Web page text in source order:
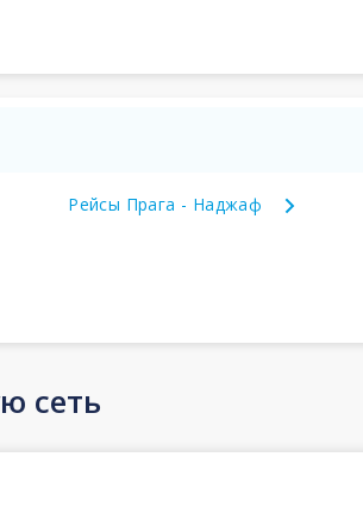
Рейсы Прага - Наджаф
сеть